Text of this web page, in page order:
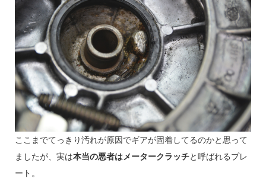
ここまでてっきり汚れが原因でギアが固着してるのかと思って
ましたが、実は本当の悪者はメータークラッチと呼ばれるプレ
ート。